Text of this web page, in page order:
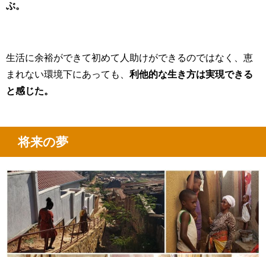
ぶ。
生活に余裕ができて初めて人助けができるのではなく、恵
まれない環境下にあっても、 利他的な生き方は実現できる
と感じた。
将来の夢